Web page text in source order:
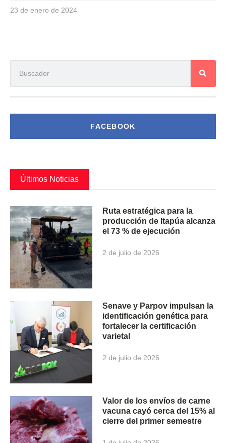
23 de enero de 2024
FACEBOOK
Últimos Noticias
Ruta estratégica para la
producción de Itapúa alcanza
el 73 % de ejecución
2 de julio de 2026
Senave y Parpov impulsan la
identificación genética para
fortalecer la certificación
varietal
2 de julio de 2026
Valor de los envíos de carne
vacuna cayó cerca del 15% al
cierre del primer semestre